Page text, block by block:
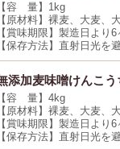
【容 量】1kg
【原材料】裸麦、大麦、
【賞味期限】製造日より6
【保存方法】直射日光を
添加麦味噌けんこう
【容 量】4kg
【原材料】裸麦、大麦、
【賞味期限】製造日より6
【保存方法】直射日光を